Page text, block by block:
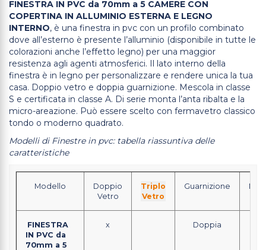
FINESTRA IN PVC da 70mm a 5 CAMERE CON
COPERTINA IN ALLUMINIO ESTERNA E LEGNO
INTERNO, è una finestra in pvc con un profilo combinato
dove all’esterno è presente l’alluminio (disponibile in tutte le
colorazioni anche l’effetto legno) per una maggior
resistenza agli agenti atmosferici. Il lato interno della
finestra è in legno per personalizzare e rendere unica la tua
casa. Doppio vetro e doppia guarnizione. Mescola in classe
S e certificata in classe A. Di serie monta l’anta ribalta e la
micro-areazione. Può essere scelto con fermavetro classico
tondo o moderno quadrato.
Modelli di Finestre in pvc: tabella riassuntiva delle
caratteristiche
Modello
Doppio
Vetro
Triplo
Vetro
Guarnizione
FINESTRA
IN PVC da
70mm a 5
x Doppia